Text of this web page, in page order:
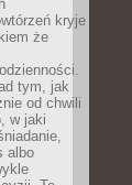
kryje
że
tym, jak
od chwili
w jaki
albo